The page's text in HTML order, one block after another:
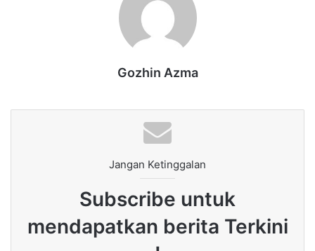
Gozhin Azma
Jangan Ketinggalan
Subscribe untuk
mendapatkan berita Terkini